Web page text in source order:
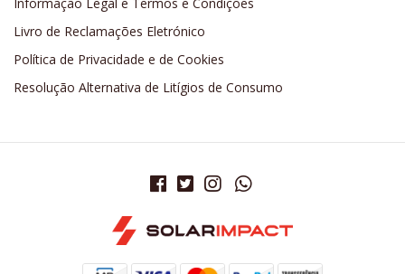
Livro de Reclamações Eletrónico
Política de Privacidade e de Cookies
Resolução Alternativa de Litígios de Consumo